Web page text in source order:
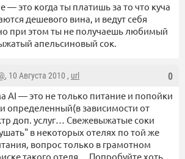
— это когда ты платишь за то что куча
дешевого вина, и ведут себя
при этом ты не получаешь любимый
апельсиновый сок.
0
, 10 Августа 2010 , url
AI — это не только питание и попойки
определенный(в зависимости от
доп. услуг… Свежевыжатые соки
в некоторых отелях по той же
вопрос только в грамотном
такого отеля… Попробуйте хоть